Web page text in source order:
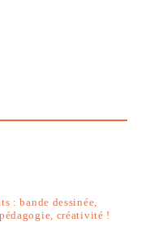
: bande dessinée,
créativité !